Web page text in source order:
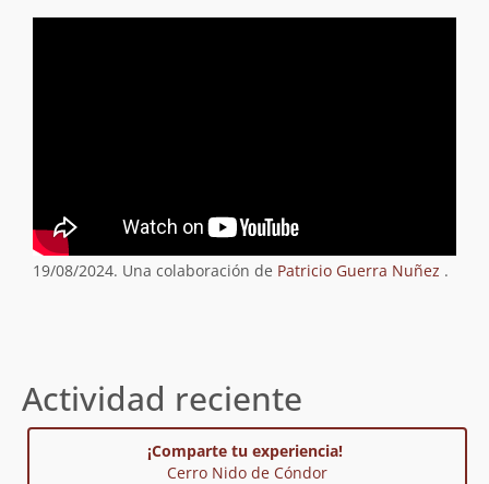
19/08/2024. Una colaboración de Patricio Guerra Nuñez .
Actividad reciente
¡Comparte tu experiencia!
Cerro Nido de Cóndor